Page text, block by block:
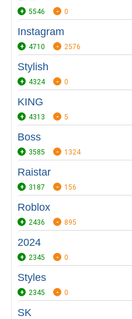
5546 0
Instagram
4710 2576
Stylish
4324 0
KING
4313 5
Boss
3585 1324
Raistar
3187 156
Roblox
2436 895
2024
2345 0
Styles
2345 0
SK